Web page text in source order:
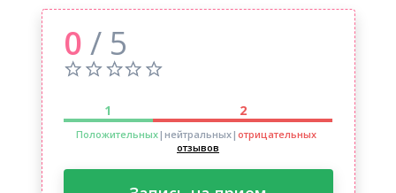
0 / 5
1 2
Положительных|нейтральных| отрицательных
отзывов